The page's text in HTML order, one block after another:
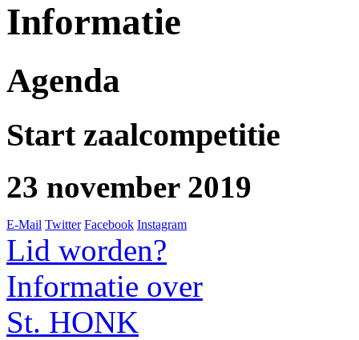
Informatie
Agenda
Start zaalcompetitie
23 november 2019
E-Mail Twitter Facebook Instagram
Lid worden?
Informatie over
St. HONK